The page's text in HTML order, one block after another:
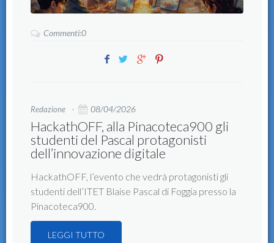
Commenti:0
Redazione 08/04/2026
HackathOFF, alla Pinacoteca900 gli
studenti del Pascal protagonisti
dell’innovazione digitale
HackathOFF, l’evento che vedrà protagonisti gli
studenti dell’ITET Blaise Pascal di Foggia presso la
Pinacoteca900.
LEGGI TUTTO